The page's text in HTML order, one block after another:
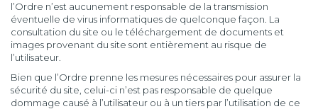
l’Ordre n’est aucunement responsable de la transmission
éventuelle de virus informatiques de quelconque façon. La
consultation du site ou le téléchargement de documents et
images provenant du site sont entièrement au risque de
l’utilisateur.
Bien que l’Ordre prenne les mesures nécessaires pour assurer la
sécurité du site, celui-ci n’est pas responsable de quelque
dommage causé à l’utilisateur ou à un tiers par l’utilisation de ce